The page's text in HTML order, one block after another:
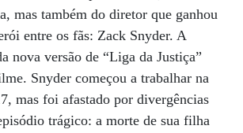
mas também do diretor que ganhou
entre os fãs: Zack Snyder. A
nova versão de “Liga da Justiça”
Snyder começou a trabalhar na
mas foi afastado por divergências
trágico: a morte de sua filha